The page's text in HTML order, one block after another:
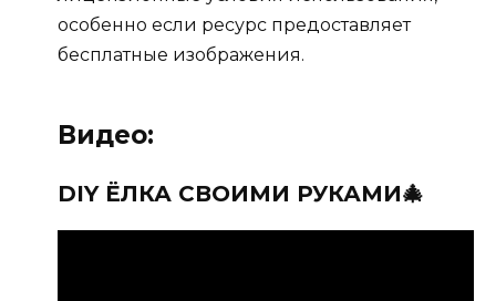
особенно если ресурс предоставляет
бесплатные изображения.
Видео:
DIY ЁЛКА СВОИМИ РУКАМИ🎄